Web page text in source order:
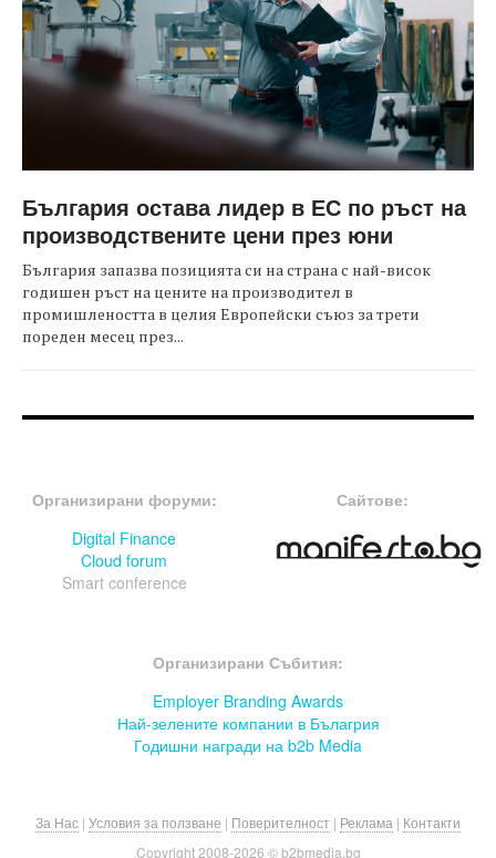
България остава лидер в ЕС по ръст на
производствените цени през юни
България запазва позицията си на страна с най-висок
годишен ръст на цените на производител в
промишлеността в целия Европейски съюз за трети
пореден месец през...
Организирани форуми:
Digital Finance
Cloud forum
Smart conference
Сайтове:
Организирани Събития:
Employer Branding Awards
Най-зелените компании в Бълагрия
Годишни награди на b2b Media
За Нас | Условия за ползване | Поверителност | Реклама | Контакти
Copyright 2008-2026 © b2bmedia.bg